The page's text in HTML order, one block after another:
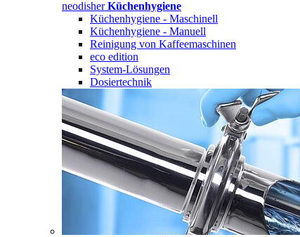
neodisherKüchenhygiene
Küchenhygiene - Maschinell
Küchenhygiene - Manuell
Reinigung von Kaffeemaschinen
eco edition
System-Lösungen
Dosiertechnik